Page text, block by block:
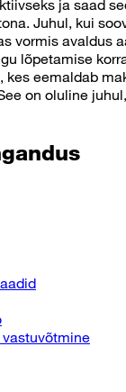
ja saad
Juhul, kui
vormis avaldus
lõpetamise
kes eemaldab
on oluline